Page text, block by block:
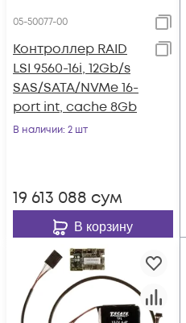
05-50077-00
Контроллер RAID
LSI 9560-16i, 12Gb/s
SAS/SATA/NVMe 16-
port int, cache 8Gb
В наличии: 2 шт
19 613 088 сум
В корзину